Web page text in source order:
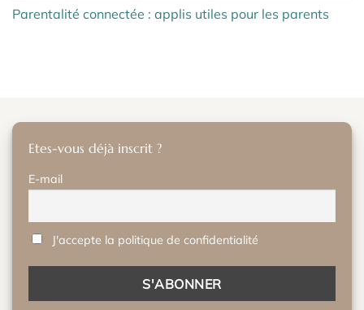
Parentalité connectée : applis utiles pour les parents
Etes-vous déjà inscrit ?
E-mail
J'accepte la politique de confidentialité